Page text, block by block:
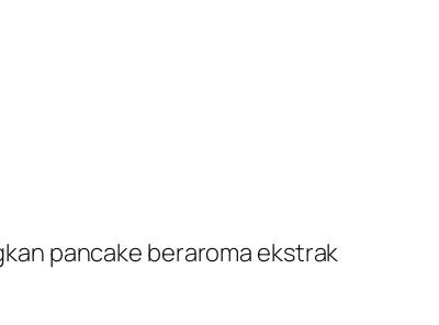
pancake beraroma ekstrak